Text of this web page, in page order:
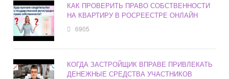
КАК ПРОВЕРИТЬ ПРАВО СОБСТВЕННОСТИ
НА КВАРТИРУ В РОСРЕЕСТРЕ ОНЛАЙН
6905
КОГДА ЗАСТРОЙЩИК ВПРАВЕ ПРИВЛЕКАТЬ
ДЕНЕЖНЫЕ СРЕДСТВА УЧАСТНИКОВ